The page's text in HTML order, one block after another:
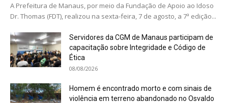
A Prefeitura de Manaus, por meio da Fundação de Apoio ao Idoso
Dr. Thomas (FDT), realizou na sexta-feira, 7 de agosto, a 7ª edição...
Servidores da CGM de Manaus participam de
capacitação sobre Integridade e Código de
Ética
08/08/2026
Homem é encontrado morto e com sinais de
violência em terreno abandonado no Osvaldo